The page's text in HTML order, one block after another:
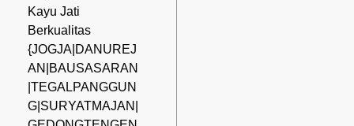
Kayu Jati
Berkualitas
{JOGJA|DANUREJ
AN|BAUSASARAN
|TEGALPANGGUN
G|SURYATMAJAN|